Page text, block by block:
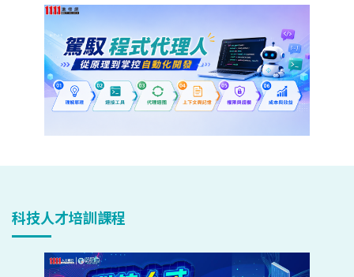
科技人才培訓課程